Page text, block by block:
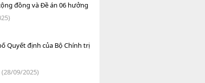
đồng và Đề án 06 hưởng
Quyết định của Bộ Chính trị
(28/09/2025)